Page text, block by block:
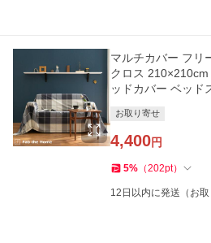
マルチカバー フリ
クロス
ッドカバー ベッド
お取り寄せ
4,400円
5% （202pt）
12日以内に発送（お